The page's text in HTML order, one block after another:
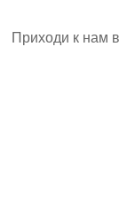
Приходи к нам